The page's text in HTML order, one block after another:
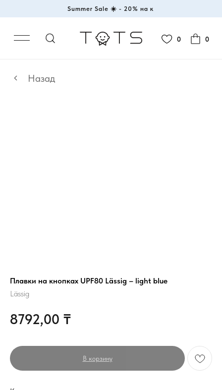
Summer Sale ☀️ - 20%|
Плавки на кнопках UPF80 Lässig – light blue
Lässig
8792,00 ₸
В корзину